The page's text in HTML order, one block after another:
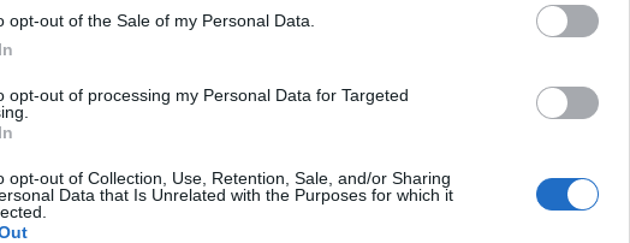
opt-out of the Sale of my Personal Data.
opt-out of processing my Personal Data for Targeted
opt-out of Collection, Use, Retention, Sale, and/or Sharing
Data that Is Unrelated with the Purposes for which it